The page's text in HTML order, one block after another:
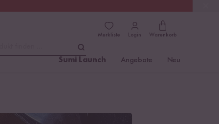
Merkliste Login Warenkorb
Sumi Launch Angebote Neu